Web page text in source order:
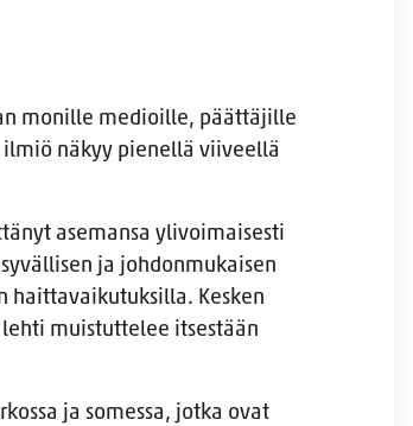
monille medioille, päättäjille
ilmiö näkyy pienellä viiveellä
asemansa ylivoimaisesti
ja johdonmukaisen
haittavaikutuksilla. Kesken
muistuttelee itsestään
ja somessa, jotka ovat